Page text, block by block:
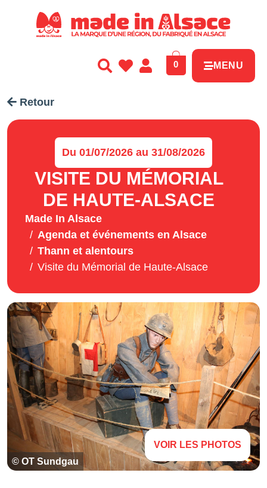
0 MENU
Retour
Du 01/07/2026 au 31/08/2026
VISITE DU MÉMORIAL
DE HAUTE-ALSACE
Made In Alsace
Agenda et événements en Alsace
Thann et alentours
Visite du Mémorial de Haute-Alsace
© OT Sundgau
VOIR LES PHOTOS